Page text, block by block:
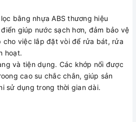
bằng nhựa ABS thương hiệu
giúp nước sạch hơn, đảm bảo vệ
cho việc lắp đặt vòi để rửa bát, rửa
hoạt.
và tiện dụng. Các khớp nối được
cao su chắc chắn, giúp sản
sử dụng trong thời gian dài.